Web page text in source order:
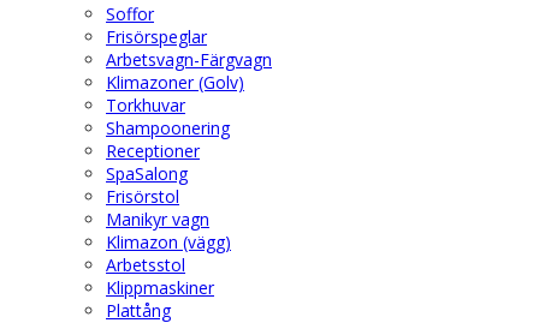
Soffor
Frisörspeglar
Arbetsvagn-Färgvagn
Klimazoner (Golv)
Torkhuvar
Shampoonering
Receptioner
SpaSalong
Frisörstol
Manikyr vagn
Klimazon (vägg)
Arbetsstol
Klippmaskiner
Plattång